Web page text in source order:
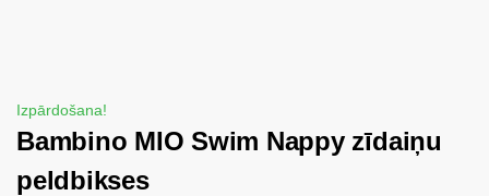
Izpārdošana!
Bambino MIO Swim Nappy zīdaiņu
peldbikses